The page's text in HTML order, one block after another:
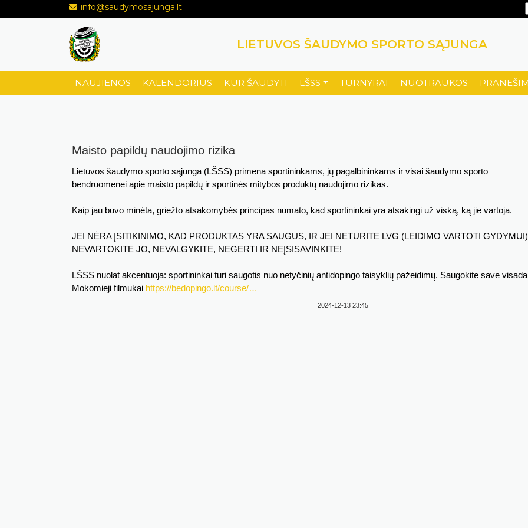
info@saudymosajunga.lt
LIETUVOS ŠAUDYMO SPORTO SĄJUNGA
NAUJIENOS KALENDORIUS KUR ŠAUDYTI LŠSS TURNYRAI NUOTRAUKOS
Maisto papildų naudojimo rizika
Lietuvos šaudymo sporto sąjunga (LŠSS) primena sportininkams, jų pagalbininkams ir visai šaudymo sporto
bendruomenei apie maisto papildų ir sportinės mitybos produktų naudojimo rizikas.
Kaip jau buvo minėta, griežto atsakomybės principas numato, kad sportininkai yra atsakingi už viską, ką jie vartoja.
JEI NĖRA ĮSITIKINIMO, KAD PRODUKTAS YRA SAUGUS, IR JEI NETURITE LVG (LEIDIMO VARTOTI
NEVARTOKITE JO, NEVALGYKITE, NEGERTI IR NEĮSISAVINKITE!
LŠSS nuolat akcentuoja: sportininkai turi saugotis nuo netyčinių antidopingo taisyklių pažeidimų. Saugokite save
Mokomieji filmukai https://bedopingo.lt/course/…
2024-12-13 23:45